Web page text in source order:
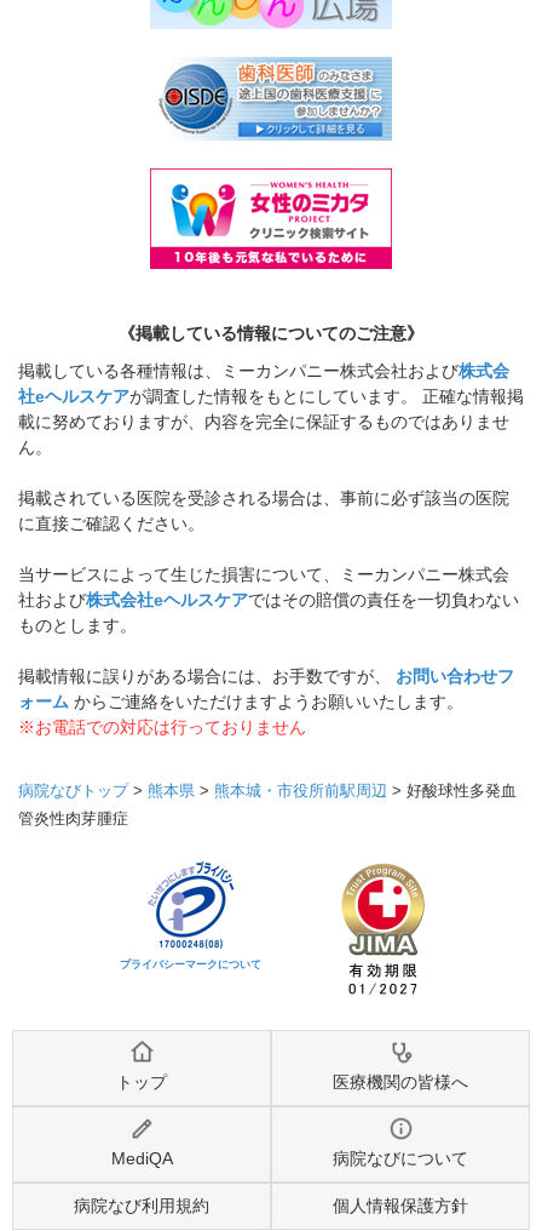
《掲載している情報についてのご注意》
掲載している各種情報は、ミーカンパニー株式会社および株式会
社eヘルスケアが調査した情報をもとにしています。 正確な情報掲
載に努めておりますが、内容を完全に保証するものではありませ
ん。
掲載されている医院を受診される場合は、事前に必ず該当の医院
に直接ご確認ください。
当サービスによって生じた損害について、ミーカンパニー株式会
社および株式会社eヘルスケアではその賠償の責任を一切負わない
ものとします。
掲載情報に誤りがある場合には、お手数ですが、 お問い合わせフ
ォーム からご連絡をいただけますようお願いいたします。
※お電話での対応は行っておりません
病院なびトップ> 熊本県 > 熊本城・市役所前駅周辺 > 好酸球性多発血
管炎性肉芽腫症
プライバシーマークについて
トップ 医療機関の皆様へ
MediQA 病院なびについて
病院なび利用規約 個人情報保護方針